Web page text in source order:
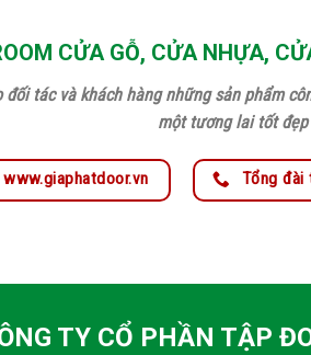
CỬA GỖ, CỬA NHỰA,
tác và khách hàng những sản phẩm
một tương lai tốt đẹp
www.giaphatdoor.vn Tổng đài
TY CỔ PHẦN TẬP